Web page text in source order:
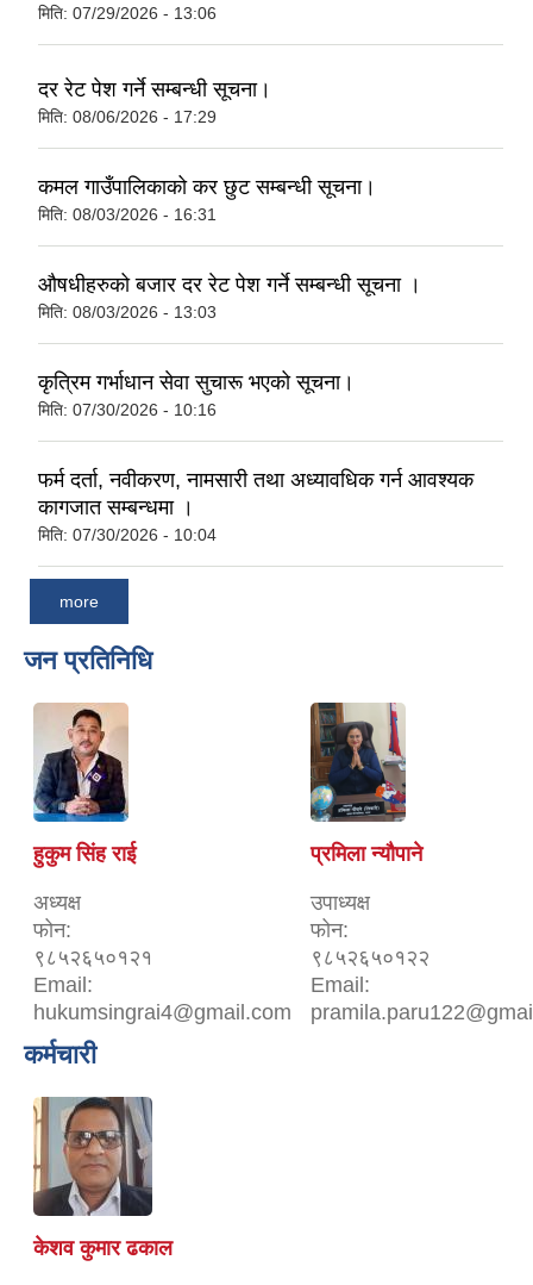
मिति: 07/29/2026 - 13:06
दर रेट पेश गर्ने सम्बन्धी सूचना।
मिति: 08/06/2026 - 17:29
कमल गाउँपालिकाको कर छुट सम्बन्धी सूचना।
मिति: 08/03/2026 - 16:31
औषधीहरुको बजार दर रेट पेश गर्ने सम्बन्धी सूचना ।
मिति: 08/03/2026 - 13:03
कृत्रिम गर्भाधान सेवा सुचारू भएको सूचना।
मिति: 07/30/2026 - 10:16
फर्म दर्ता, नवीकरण, नामसारी तथा अध्यावधिक गर्न आवश्यक
कागजात सम्बन्धमा ।
मिति: 07/30/2026 - 10:04
more
जन प्रतिनिधि
हुकुम सिंह राई
अध्यक्ष
फोन:
९८५२६५०१२१
Email:
hukumsingrai4@gmail.com
प्रमिला न्यौपाने
उपाध्यक्ष
फोन:
९८५२६५०१२२
Email:
कर्मचारी
केशव कुमार ढकाल